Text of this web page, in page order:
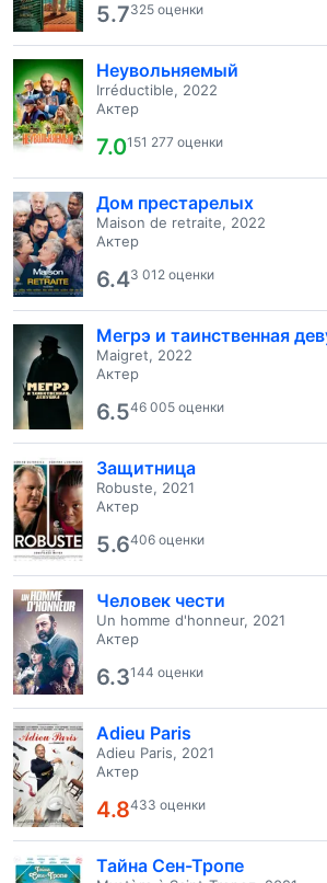
5.7325 оценки
Неувольняемый
Irréductible, 2022
Актер
7.0151 277 оценки
Дом престарелых
Maison de retraite, 2022
Актер
6.43 012 оценки
Мегрэ и таинственная
Maigret, 2022
Актер
6.546 005 оценки
Защитница
Robuste, 2021
Актер
5.6406 оценки
Человек чести
Un homme d'honneur, 2021
Актер
6.3144 оценки
Adieu Paris
Adieu Paris, 2021
Актер
4.8433 оценки
Тайна Сен-Тропе